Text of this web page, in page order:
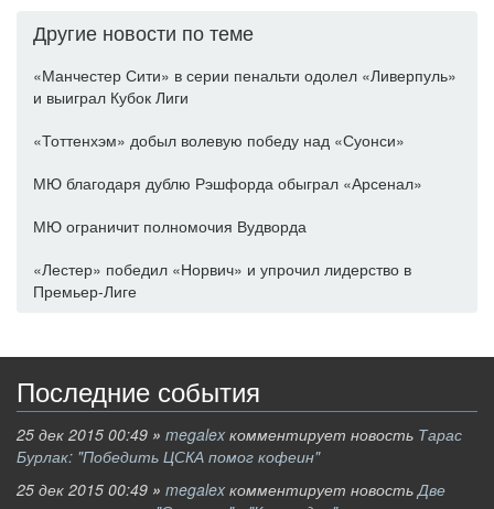
Другие новости по теме
«Манчестер Сити» в серии пенальти одолел «Ливерпуль»
и выиграл Кубок Лиги
«Тоттенхэм» добыл волевую победу над «Суонси»
МЮ благодаря дублю Рэшфорда обыграл «Арсенал»
МЮ ограничит полномочия Вудворда
«Лестер» победил «Норвич» и упрочил лидерство в
Премьер-Лиге
Последние события
25 дек 2015 00:49 » megalex комментирует новость Тарас
Бурлак: "Победить ЦСКА помог кофеин"
25 дек 2015 00:49 » megalex комментирует новость Две